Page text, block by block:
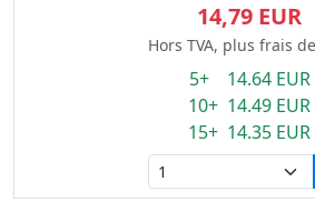
14,79 EUR
Hors TVA, plus frais
5+ 14.64 EUR
10+ 14.49 EUR
15+ 14.35 EUR